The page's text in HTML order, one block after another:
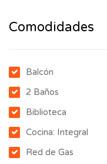
Comodidades
Balcón
2 Baños
Biblioteca
Cocina: Integral
Red de Gas